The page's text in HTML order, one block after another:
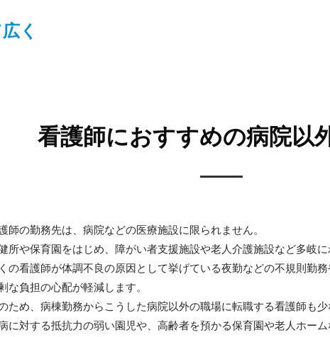
く
看護師におすすめの病院以
師の勤務先は、病院などの医療施設に限られません。
所や保育園をはじめ、障がい者支援施設や老人介護施設など多岐に
の看護師が体調不良の原因として挙げている夜勤などの不規則勤
な負担の心配が軽減します。
ため、病棟勤務からこうした病院以外の職場に転職する看護師も少
に対する抵抗力の弱い園児や、高齢者を預かる保育園や老人ホー